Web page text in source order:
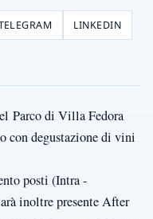
LINKEDIN
Parco di Villa Fedora
con degustazione di vini
posti (Intra -
inoltre presente After